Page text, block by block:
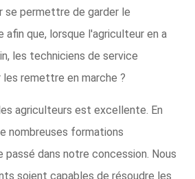
se permettre de garder le
afin que, lorsque l'agriculteur en a
les techniciens de service
remettre en marche ?
agriculteurs est excellente. En
nombreuses formations
passé dans notre concession. Nous
soient capables de résoudre les